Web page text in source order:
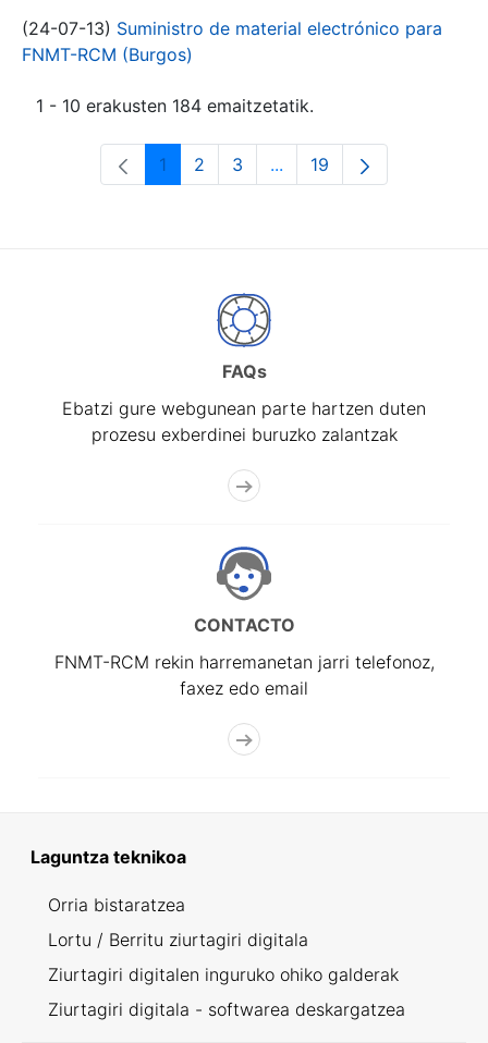
(24-07-13) Suministro de material electrónico para
FNMT-RCM (Burgos)
1 - 10 erakusten 184 emaitzetatik.
Orrialdea
1 Orrialdea
2 Orrialdea
3 ...Intermediate Pages Use
Orrialdea
19
FAQs
Ebatzi gure webgunean parte hartzen duten
prozesu exberdinei buruzko zalantzak
CONTACTO
FNMT-RCM rekin harremanetan jarri telefonoz,
faxez edo email
Laguntza teknikoa
Orria bistaratzea
Lortu / Berritu ziurtagiri digitala
Ziurtagiri digitalen inguruko ohiko galderak
Ziurtagiri digitala - softwarea deskargatzea